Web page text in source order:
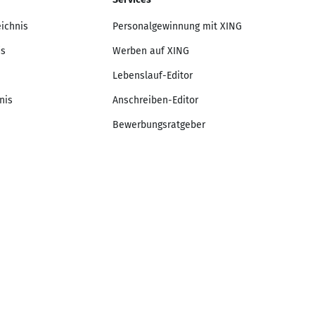
Personalgewinnung mit XING
Werben auf XING
Lebenslauf-Editor
Anschreiben-Editor
Bewerbungsratgeber